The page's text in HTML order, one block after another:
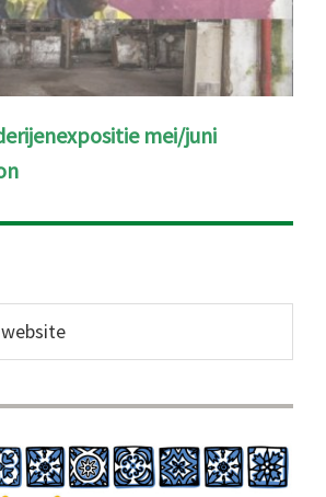
mei/juni